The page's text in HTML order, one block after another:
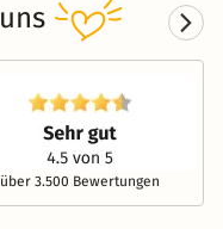
uns
über 3.500 Bewertungen